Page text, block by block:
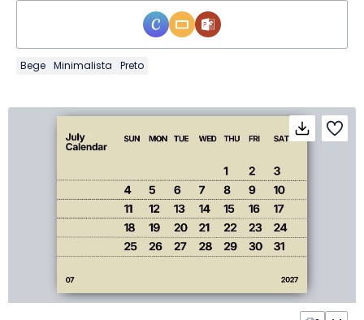
Bege Minimalista Preto